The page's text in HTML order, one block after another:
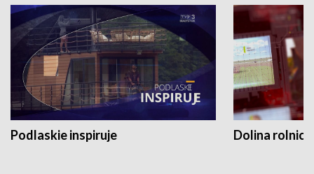
Podlaskie inspiruje Dolina